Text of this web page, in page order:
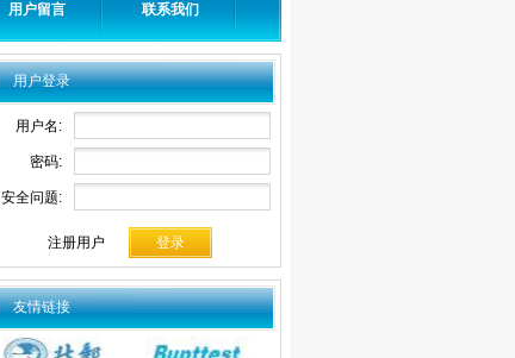
用户留言 联系我们
用户登录
用户名:
密码:
安全问题:
注册用户
友情链接